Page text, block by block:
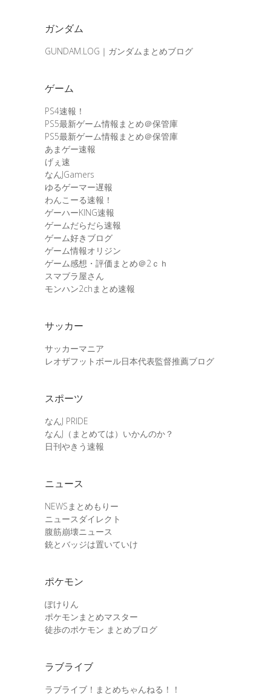
ガンダム
GUNDAM.LOG｜ガンダムまとめブログ
ゲーム
PS4速報！
PS5最新ゲーム情報まとめ＠保管庫
PS5最新ゲーム情報まとめ＠保管庫
あまゲー速報
げぇ速
なんJGamers
ゆるゲーマー遅報
わんこーる速報！
ゲーハーKING速報
ゲームだらだら速報
ゲーム好きブログ
ゲーム情報オリジン
ゲーム感想・評価まとめ＠2ｃｈ
スマブラ屋さん
モンハン2chまとめ速報
サッカー
サッカーマニア
レオザフットボール日本代表監督推薦ブログ
スポーツ
なんJ PRIDE
なんJ（まとめては）いかんのか？
日刊やきう速報
ニュース
NEWSまとめもりー
ニュースダイレクト
腹筋崩壊ニュース
銃とバッジは置いていけ
ポケモン
ぽけりん
ポケモンまとめマスター
徒歩のポケモン まとめブログ
ラブライブ
ラブライブ！まとめちゃんねる！！